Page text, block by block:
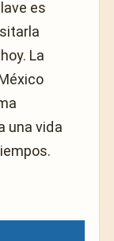
es
La
una vida